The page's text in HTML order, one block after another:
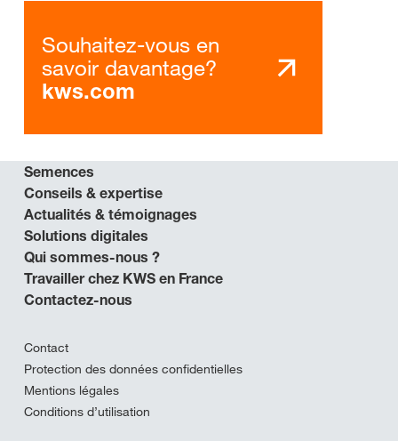
Souhaitez-vous en
savoir davantage?
kws.com
Semences
Conseils & expertise
Actualités & témoignages
Solutions digitales
Qui sommes-nous ?
Travailler chez KWS en France
Contactez-nous
Contact
Protection des données confidentielles
Mentions légales
Conditions d’utilisation